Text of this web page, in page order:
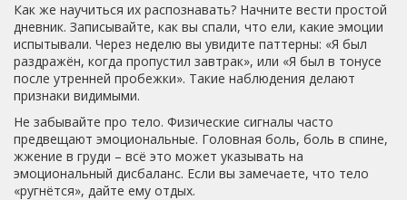
Как же научиться их распознавать? Начните вести простой
дневник. Записывайте, как вы спали, что ели, какие эмоции
испытывали. Через неделю вы увидите паттерны: «Я был
раздражён, когда пропустил завтрак», или «Я был в тонусе
после утренней пробежки». Такие наблюдения делают
признаки видимыми.
Не забывайте про тело. Физические сигналы часто
предвещают эмоциональные. Головная боль, боль в спине,
жжение в груди – всё это может указывать на
эмоциональный дисбаланс. Если вы замечаете, что тело
«ругнётся», дайте ему отдых.